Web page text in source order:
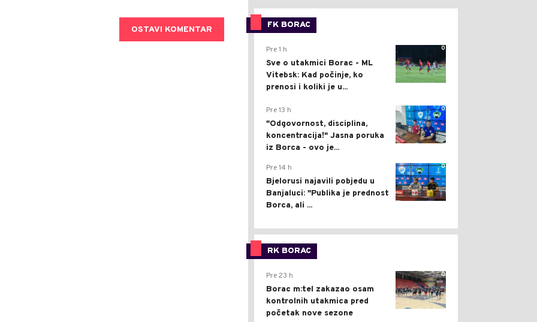
OSTAVI KOMENTAR FK BORAC
0
Pre 1 h
Sve o utakmici Borac - ML
Vitebsk: Kad počinje, ko
prenosi i koliki je u...
0
Pre 13 h
"Odgovornost, disciplina,
koncentracija!" Jasna poruka
iz Borca - ovo je...
0
Pre 14 h
Bjelorusi najavili pobjedu u
Banjaluci: "Publika je prednost
Borca, ali ...
RK BORAC
0
Pre 23 h
Borac m:tel zakazao osam
kontrolnih utakmica pred
početak nove sezone